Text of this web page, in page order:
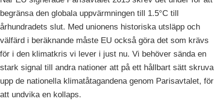
begränsa den globala uppvärmningen till 1.5°C till
århundradets slut. Med unionens historiska utsläpp och
välfärd i beräknande måste EU också göra det som krävs
för i den klimatkris vi lever i just nu. Vi behöver sända en
stark signal till andra nationer att på ett hållbart sätt skruva
upp de nationella klimatåtagandena genom Parisavtalet, för
att undvika en kollaps.